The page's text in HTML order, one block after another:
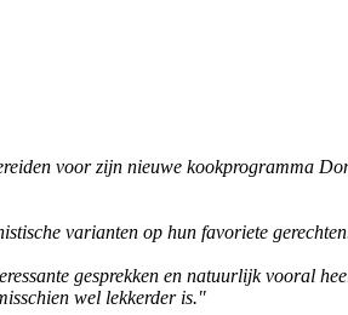
voor zijn nieuwe kookprogramma
varianten op hun favoriete
gesprekken en natuurlijk vooral
wel lekkerder is."